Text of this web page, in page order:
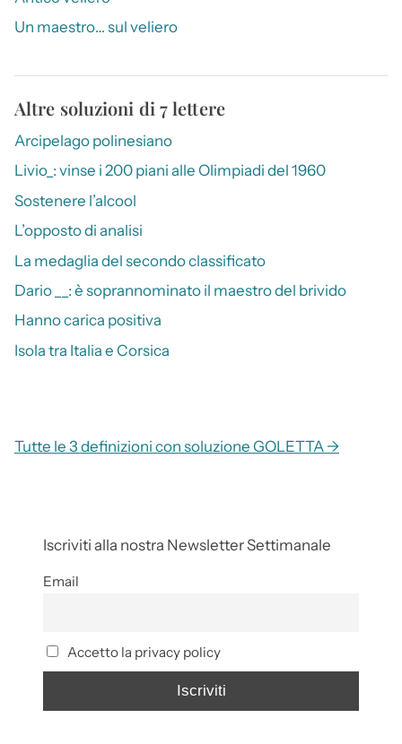
Un maestro… sul veliero
Altre soluzioni di 7 lettere
Arcipelago polinesiano
Livio_: vinse i 200 piani alle Olimpiadi del 1960
Sostenere l’alcool
L’opposto di analisi
La medaglia del secondo classificato
Dario __: è soprannominato il maestro del brivido
Hanno carica positiva
Isola tra Italia e Corsica
Tutte le 3 definizioni con soluzione GOLETTA →
Iscriviti alla nostra Newsletter Settimanale
Email
Accetto la privacy policy